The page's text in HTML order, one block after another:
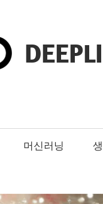
머신러닝